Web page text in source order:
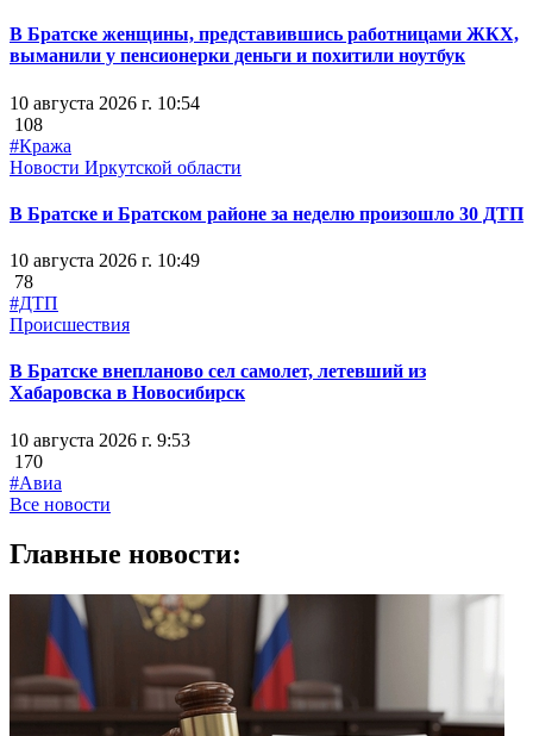
В Братске женщины, представившись работницами ЖКХ,
выманили у пенсионерки деньги и похитили ноутбук
10 августа 2026 г. 10:54
108
#Кража
Новости Иркутской области
В Братске и Братском районе за неделю произошло 30 ДТП
10 августа 2026 г. 10:49
78
#ДТП
Происшествия
В Братске внепланово сел самолет, летевший из
Хабаровска в Новосибирск
10 августа 2026 г. 9:53
170
#Авиа
Все новости
Главные новости: